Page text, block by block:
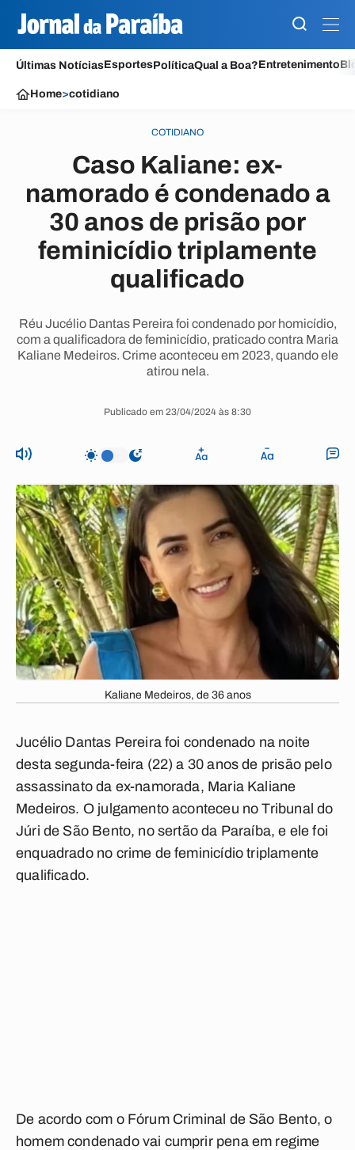
Últimas NotíciasEsportesPolíticaQual a Boa?Entretenimento
Home>cotidiano
COTIDIANO
Caso Kaliane: ex-
namorado é condenado a
30 anos de prisão por
feminicídio triplamente
qualificado
Réu Jucélio Dantas Pereira foi condenado por homicídio,
com a qualificadora de feminicídio, praticado contra Maria
Kaliane Medeiros. Crime aconteceu em 2023, quando ele
atirou nela.
Publicado em 23/04/2024 às 8:30
Kaliane Medeiros, de 36 anos
Jucélio Dantas Pereira foi condenado na noite
desta segunda-feira (22) a 30 anos de prisão pelo
assassinato da ex-namorada, Maria Kaliane
Medeiros. O julgamento aconteceu no Tribunal do
Júri de São Bento, no sertão da Paraíba, e ele foi
enquadrado no crime de feminicídio triplamente
qualificado.
De acordo com o Fórum Criminal de São Bento, o
homem condenado vai cumprir pena em regime